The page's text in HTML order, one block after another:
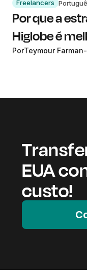
Freelancers
Por que a
Higlobe é
PorTeymour
EUA
custo!